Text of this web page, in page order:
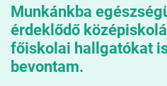
Munkánkba
érdeklődő
főiskolai hallgatókat
bevontam.